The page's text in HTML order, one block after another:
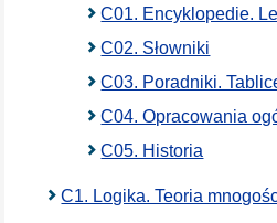
C01. Encyklopedie.
C02. Słowniki
C03. Poradniki.
C04. Opracowania
C05. Historia
C1. Logika. Teoria